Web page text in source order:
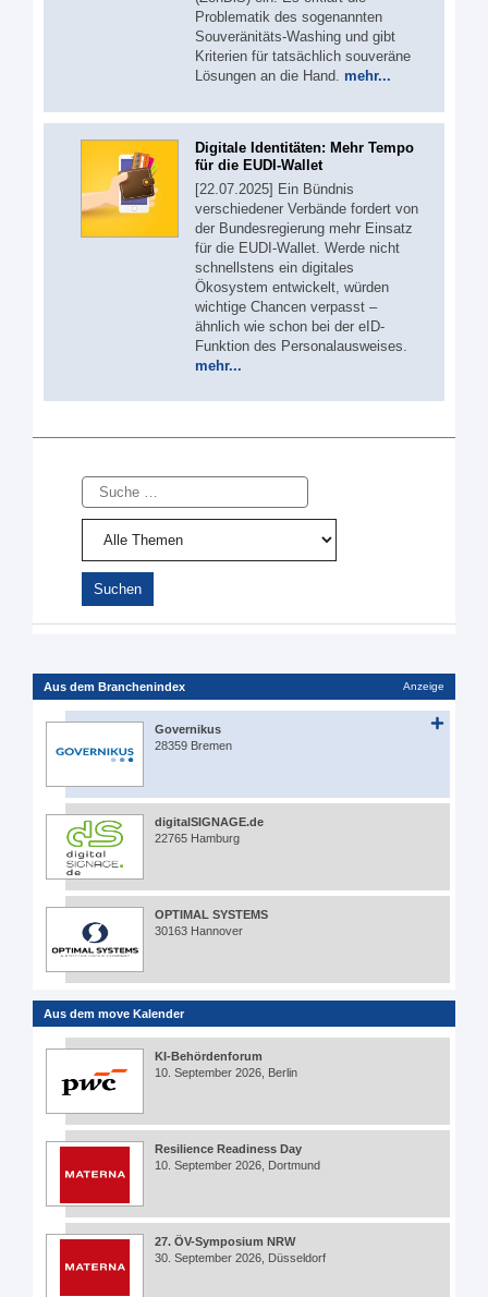
Problematik des sogenannten
Souveränitäts-Washing und gibt
Kriterien für tatsächlich souveräne
Lösungen an die Hand. mehr...
Digitale Identitäten: Mehr Tempo
für die EUDI-Wallet
[22.07.2025] Ein Bündnis
verschiedener Verbände fordert von
der Bundesregierung mehr Einsatz
für die EUDI-Wallet. Werde nicht
schnellstens ein digitales
Ökosystem entwickelt, würden
wichtige Chancen verpasst –
ähnlich wie schon bei der eID-
Funktion des Personalausweises.
mehr...
Suche
Aus dem Branchenindex Anzeige
Governikus
28359 Bremen
digitalSIGNAGE.de
22765 Hamburg
OPTIMAL SYSTEMS
30163 Hannover
Aus dem move Kalender
KI-Behördenforum
10. September 2026, Berlin
Resilience Readiness Day
10. September 2026, Dortmund
27. ÖV-Symposium NRW
30. September 2026, Düsseldorf